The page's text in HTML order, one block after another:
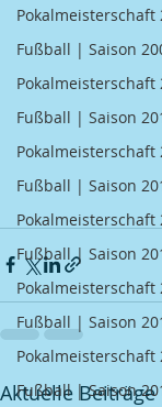
Pokalmeisterschaft
Fußball | Saison
Pokalmeisterschaft
Fußball | Saison
Pokalmeisterschaft
Fußball | Saison
Pokalmeisterschaft
Fußball | Saison
Pokalmeisterschaft
Fußball | Saison
Pokalmeisterschaft
Fußball | Saison
Aktuelle Beiträge